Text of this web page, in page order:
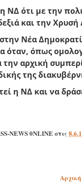
ΝΔ ότι με την
και την Χρυσή
Νέα
όταν, όπως
την αρχική
της
η ΝΔ και να
NEWS 0NLINEστις